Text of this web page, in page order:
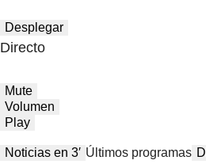
Desplegar
Directo
Mute
Volumen
Play
Noticias en 3′ Últimos programas